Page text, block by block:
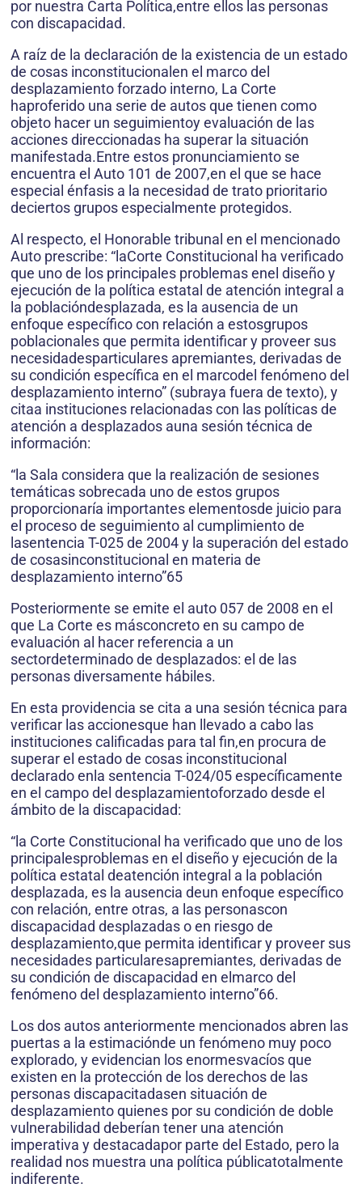
por nuestra Carta Política,entre ellos las personas
con discapacidad.
A raíz de la declaración de la existencia de un estado
de cosas inconstitucionalen el marco del
desplazamiento forzado interno, La Corte
haproferido una serie de autos que tienen como
objeto hacer un seguimientoy evaluación de las
acciones direccionadas ha superar la situación
manifestada.Entre estos pronunciamiento se
encuentra el Auto 101 de 2007,en el que se hace
especial énfasis a la necesidad de trato prioritario
deciertos grupos especialmente protegidos.
Al respecto, el Honorable tribunal en el mencionado
Auto prescribe: “laCorte Constitucional ha verificado
que uno de los principales problemas enel diseño y
ejecución de la política estatal de atención integral a
la poblacióndesplazada, es la ausencia de un
enfoque específico con relación a estosgrupos
poblacionales que permita identificar y proveer sus
necesidadesparticulares apremiantes, derivadas de
su condición específica en el marcodel fenómeno del
desplazamiento interno” (subraya fuera de texto), y
citaa instituciones relacionadas con las políticas de
atención a desplazados auna sesión técnica de
información:
“la Sala considera que la realización de sesiones
temáticas sobrecada uno de estos grupos
proporcionaría importantes elementosde juicio para
el proceso de seguimiento al cumplimiento de
lasentencia T-025 de 2004 y la superación del estado
de cosasinconstitucional en materia de
desplazamiento interno”65
Posteriormente se emite el auto 057 de 2008 en el
que La Corte es másconcreto en su campo de
evaluación al hacer referencia a un
sectordeterminado de desplazados: el de las
personas diversamente hábiles.
En esta providencia se cita a una sesión técnica para
verificar las accionesque han llevado a cabo las
instituciones calificadas para tal fin,en procura de
superar el estado de cosas inconstitucional
declarado enla sentencia T-024/05 específicamente
en el campo del desplazamientoforzado desde el
ámbito de la discapacidad:
“la Corte Constitucional ha verificado que uno de los
principalesproblemas en el diseño y ejecución de la
política estatal deatención integral a la población
desplazada, es la ausencia deun enfoque específico
con relación, entre otras, a las personascon
discapacidad desplazadas o en riesgo de
desplazamiento,que permita identificar y proveer sus
necesidades particularesapremiantes, derivadas de
su condición de discapacidad en elmarco del
fenómeno del desplazamiento interno”66.
Los dos autos anteriormente mencionados abren las
puertas a la estimaciónde un fenómeno muy poco
explorado, y evidencian los enormesvacíos que
existen en la protección de los derechos de las
personas discapacitadasen situación de
desplazamiento quienes por su condición de doble
vulnerabilidad deberían tener una atención
imperativa y destacadapor parte del Estado, pero la
realidad nos muestra una política públicatotalmente
indiferente.